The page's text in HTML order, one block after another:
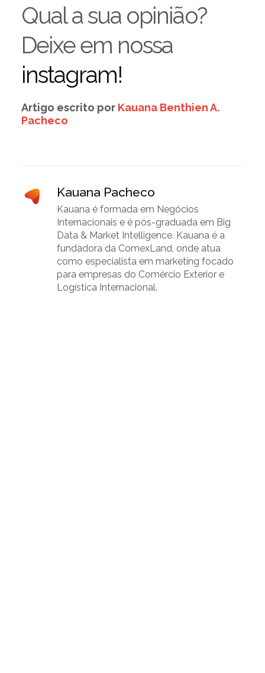
Qual a sua opinião?
Deixe em nossa
instagram!
Artigo escrito por Kauana Benthien A.
Pacheco
Kauana Pacheco
Kauana é formada em Negócios
Internacionais e é pós-graduada em Big
Data & Market Intelligence. Kauana é a
fundadora da ComexLand, onde atua
como especialista em marketing focado
para empresas do Comércio Exterior e
Logística Internacional.